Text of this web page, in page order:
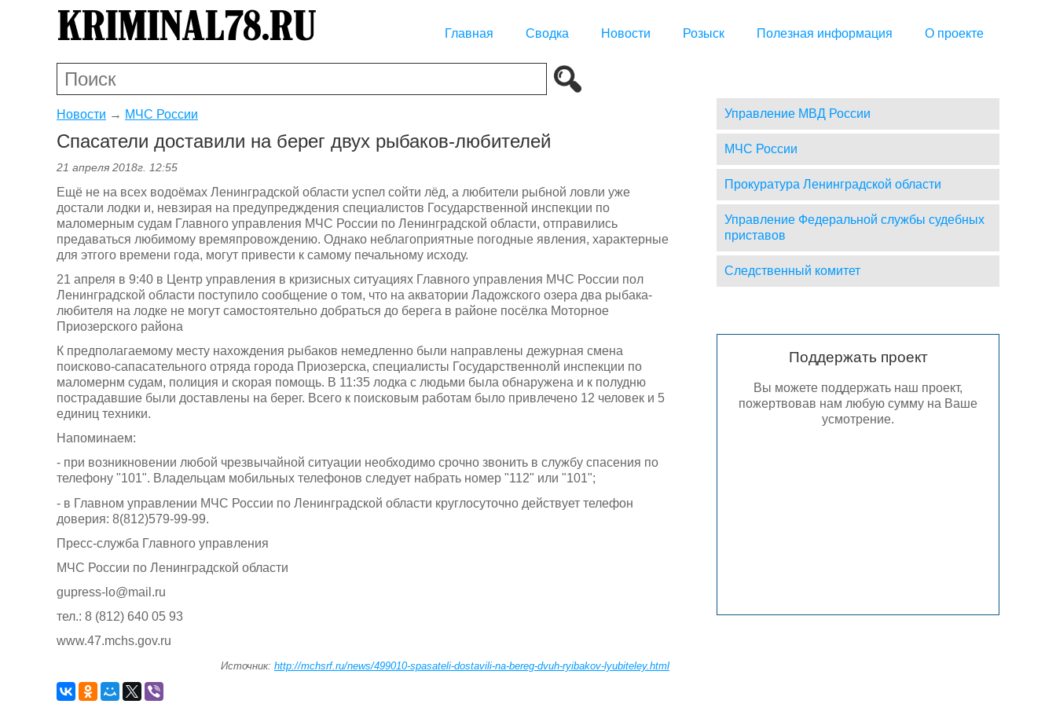
Главная Сводка Новости Розыск Полезная информация О проекте
Новости → МЧС России
Спасатели доставили на берег двух рыбаков-любителей
21 апреля 2018г. 12:55
Ещё не на всех водоёмах Ленинградской области успел сойти лёд, а любители рыбной ловли уже
достали лодки и, невзирая на предупредждения специалистов Государственной инспекции по
маломерным судам Главного управления МЧС России по Ленинградской области, отправились
предаваться любимому времяпровождению. Однако неблагоприятные погодные явления, характерные
для этгого времени года, могут привести к самому печальному исходу.
21 апреля в 9:40 в Центр управления в кризисных ситуациях Главного управления МЧС России пол
Ленинградской области поступило сообщение о том, что на акватории Ладожского озера два рыбака-
любителя на лодке не могут самостоятельно добраться до берега в районе посёлка Моторное
Приозерского района
К предполагаемому месту нахождения рыбаков немедленно были направлены дежурная смена
поисково-сапасательного отряда города Приозерска, специалисты Государственнолй инспекции по
маломернм судам, полиция и скорая помощь. В 11:35 лодка с людьми была обнаружена и к полудню
пострадавшие были доставлены на берег. Всего к поисковым работам было привлечено 12 человек и 5
единиц техники.
Напоминаем:
- при возникновении любой чрезвычайной ситуации необходимо срочно звонить в службу спасения по
телефону "101". Владельцам мобильных телефонов следует набрать номер "112" или "101";
- в Главном управлении МЧС России по Ленинградской области круглосуточно действует телефон
доверия: 8(812)579-99-99.
Пресс-служба Главного управления
МЧС России по Ленинградской области
gupress-lo@mail.ru
тел.: 8 (812) 640 05 93
www.47.mchs.gov.ru
Источник: http://mchsrf.ru/news/499010-spasateli-dostavili-na-bereg-dvuh-ryibakov-lyubiteley.html
Управление МВД России
МЧС России
Прокуратура Ленинградской области
Управление Федеральной службы судебных
приставов
Следственный комитет
Поддержать проект
Вы можете поддержать наш проект,
пожертвовав нам любую сумму на Ваше
усмотрение.